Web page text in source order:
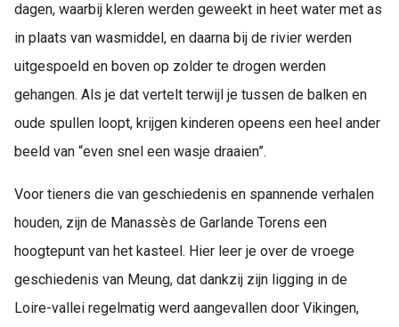
dagen, waarbij kleren werden geweekt in heet water met as
in plaats van wasmiddel, en daarna bij de rivier werden
uitgespoeld en boven op zolder te drogen werden
gehangen. Als je dat vertelt terwijl je tussen de balken en
oude spullen loopt, krijgen kinderen opeens een heel ander
beeld van “even snel een wasje draaien”.
Voor tieners die van geschiedenis en spannende verhalen
houden, zijn de Manassès de Garlande Torens een
hoogtepunt van het kasteel. Hier leer je over de vroege
geschiedenis van Meung, dat dankzij zijn ligging in de
Loire-vallei regelmatig werd aangevallen door Vikingen,